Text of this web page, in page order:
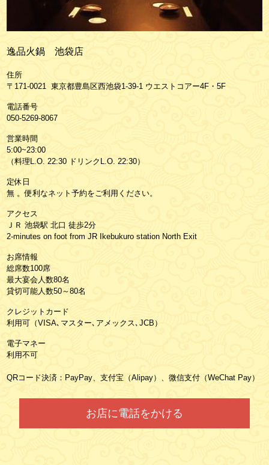
逸品火鍋 池袋店
住所
〒171-0021 東京都豊島区西池袋1-39-1 ウエストコアー4F・5F
電話番号
050-5269-8067
営業時間
5:00~23:00
（料理L.O. 22:30 ドリンクL.O. 22:30）
定休日
無 。便利なネット予約をご利用ください。
アクセス
ＪＲ 池袋駅 北口 徒歩2分
2-minutes on foot from JR Ikebukuro station North Exit
お席情報
総席数100席
最大宴会人数80名
貸切可能人数50～80名
クレジットカード
利用可（VISA､マスター､アメックス､JCB）
電子マネー
利用不可
QRコード決済：PayPay、支付宝（Alipay）、微信支付（WeChat Pay）
お店に電話をかける